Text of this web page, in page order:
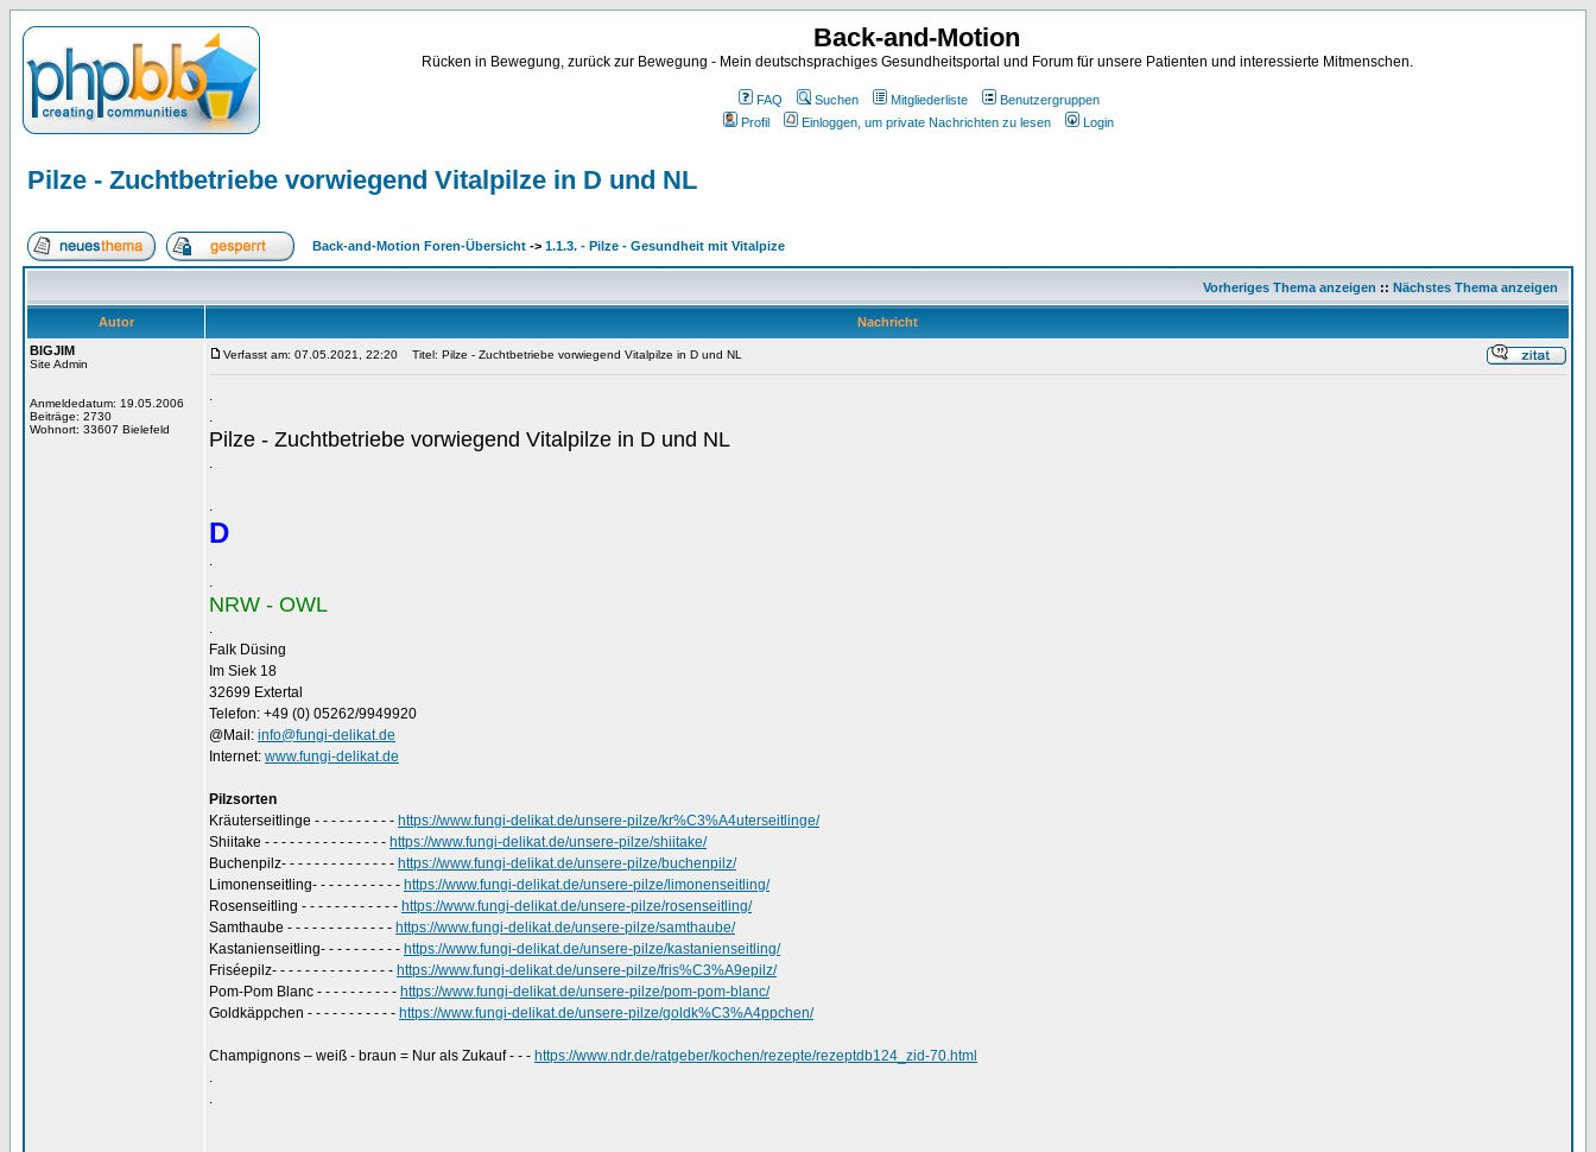
Back-and-Motion
Rücken in Bewegung, zurück zur Bewegung - Mein deutschsprachiges Gesundheitsportal und Forum für unsere Patienten und interessierte Mitmenschen.
FAQ Suchen Mitgliederliste
Benutzergruppen
Profil
Einloggen, um private Nachrichten zu lesen Login
Pilze - Zuchtbetriebe vorwiegend Vitalpilze in D und NL
Back-and-Motion Foren-Übersicht -> 1.1.3. - Pilze - Gesundheit mit Vitalpize
Vorheriges Thema anzeigen :: Nächstes Thema anzeigen
Autor
Nachricht
BIGJIM
Site Admin
Anmeldedatum: 19.05.2006
Beiträge: 2730
Wohnort: 33607 Bielefeld
Verfasst am: 07.05.2021, 22:20 Titel: Pilze - Zuchtbetriebe vorwiegend Vitalpilze in D und NL
.
.
Pilze - Zuchtbetriebe vorwiegend Vitalpilze in D und NL
.
.
D
.
.
NRW - OWL
.
Falk Düsing
Im Siek 18
32699 Extertal
Telefon: +49 (0) 05262/9949920
@Mail: info@fungi-delikat.de
Internet: www.fungi-delikat.de
Pilzsorten
Kräuterseitlinge - - - - - - - - - - https://www.fungi-delikat.de/unsere-pilze/kr%C3%A4uterseitlinge/
Shiitake - - - - - - - - - - - - - - - https://www.fungi-delikat.de/unsere-pilze/shiitake/
Buchenpilz- - - - - - - - - - - - - - https://www.fungi-delikat.de/unsere-pilze/buchenpilz/
Limonenseitling- - - - - - - - - - - https://www.fungi-delikat.de/unsere-pilze/limonenseitling/
Rosenseitling - - - - - - - - - - - - https://www.fungi-delikat.de/unsere-pilze/rosenseitling/
Samthaube - - - - - - - - - - - - - https://www.fungi-delikat.de/unsere-pilze/samthaube/
Kastanienseitling- - - - - - - - - - https://www.fungi-delikat.de/unsere-pilze/kastanienseitling/
Friséepilz- - - - - - - - - - - - - - - https://www.fungi-delikat.de/unsere-pilze/fris%C3%A9epilz/
Pom-Pom Blanc - - - - - - - - - - https://www.fungi-delikat.de/unsere-pilze/pom-pom-blanc/
Goldkäppchen - - - - - - - - - - - https://www.fungi-delikat.de/unsere-pilze/goldk%C3%A4ppchen/
Champignons – weiß - braun = Nur als Zukauf - - - https://www.ndr.de/ratgeber/kochen/rezepte/rezeptdb124_zid-70.html
.
.